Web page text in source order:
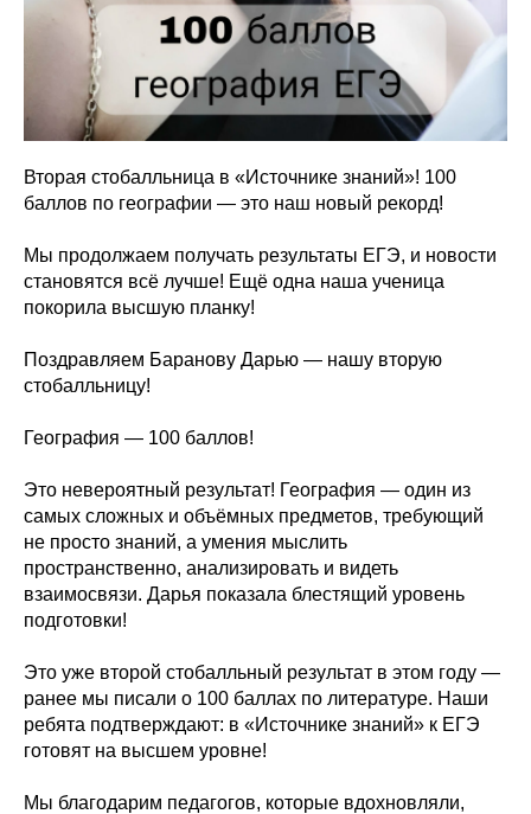
Вторая стобалльница в «Источнике знаний»! 100
баллов по географии — это наш новый рекорд!
Мы продолжаем получать результаты ЕГЭ, и новости
становятся всё лучше! Ещё одна наша ученица
покорила высшую планку!
Поздравляем Баранову Дарью — нашу вторую
стобалльницу!
География — 100 баллов!
Это невероятный результат! География — один из
самых сложных и объёмных предметов, требующий
не просто знаний, а умения мыслить
пространственно, анализировать и видеть
взаимосвязи. Дарья показала блестящий уровень
подготовки!
Это уже второй стобалльный результат в этом году —
ранее мы писали о 100 баллах по литературе. Наши
ребята подтверждают: в «Источнике знаний» к ЕГЭ
готовят на высшем уровне!
Мы благодарим педагогов, которые вдохновляли,